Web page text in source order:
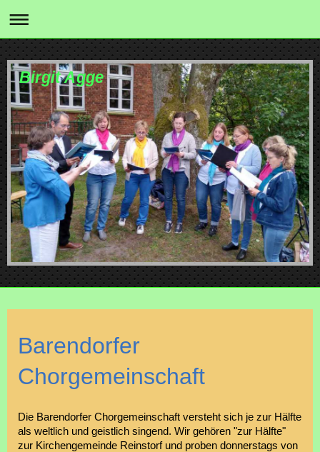
Birgit Agge
Barendorfer
Chorgemeinschaft
Die Barendorfer Chorgemeinschaft versteht sich je zur Hälfte
als weltlich und geistlich singend. Wir gehören "zur Hälfte"
zur Kirchengemeinde Reinstorf und proben donnerstags von